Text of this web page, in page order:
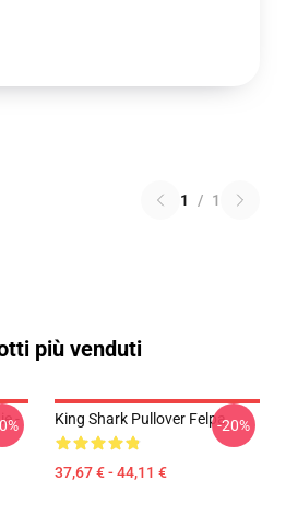
1 / 1
più venduti
-
King Shark Pullover Felpa
37,67 € - 44,11 €
-20%